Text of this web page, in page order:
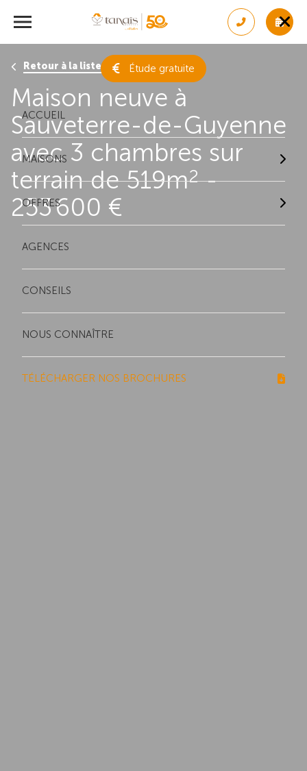
Étude gratuite
ACCUEIL
MAISONS
OFFRES
AGENCES
CONSEILS
NOUS CONNAÎTRE
TÉLÉCHARGER NOS BROCHURES
Retour à la liste des résultats
Maison neuve à
Sauveterre-de-Guyenne
avec 3 chambres sur
terrain de 519m2-
253 600 €